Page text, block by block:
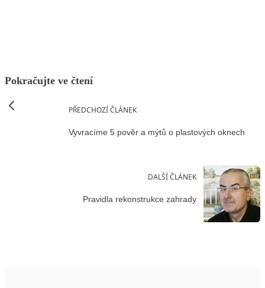
Pokračujte ve čtení
PŘEDCHOZÍ ČLÁNEK
Vyvracíme 5 pověr a mýtů o plastových oknech
DALŠÍ ČLÁNEK
Pravidla rekonstrukce zahrady